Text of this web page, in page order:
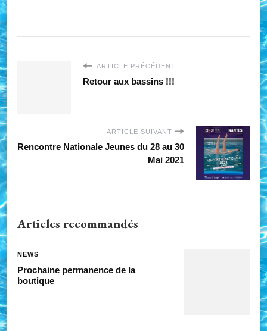
ARTICLE PRÉCÉDENT
Retour aux bassins !!!
ARTICLE SUIVANT
Rencontre Nationale Jeunes du 28 au 30
Mai 2021
Articles recommandés
NEWS
Prochaine permanence de la
boutique